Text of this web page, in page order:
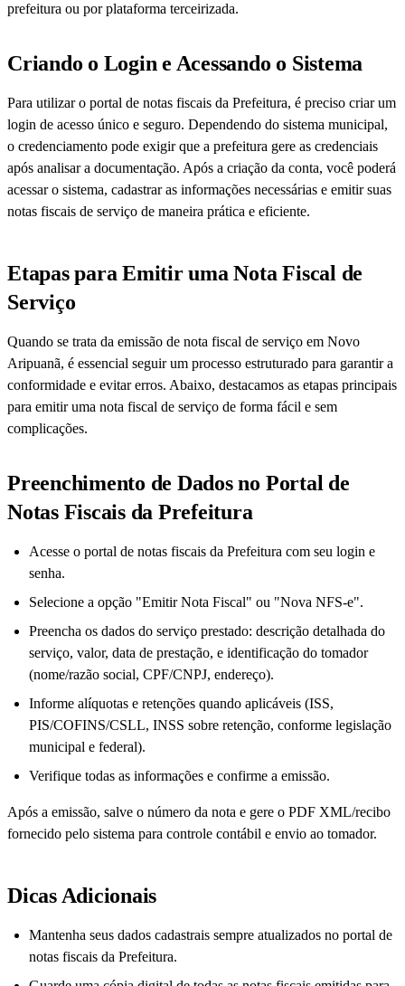
prefeitura ou por plataforma terceirizada.
Criando o Login e Acessando o Sistema
Para utilizar o portal de notas fiscais da Prefeitura, é preciso criar um
login de acesso único e seguro. Dependendo do sistema municipal,
o credenciamento pode exigir que a prefeitura gere as credenciais
após analisar a documentação. Após a criação da conta, você poderá
acessar o sistema, cadastrar as informações necessárias e emitir suas
notas fiscais de serviço de maneira prática e eficiente.
Etapas para Emitir uma Nota Fiscal de
Serviço
Quando se trata da emissão de nota fiscal de serviço em Novo
Aripuanã, é essencial seguir um processo estruturado para garantir a
conformidade e evitar erros. Abaixo, destacamos as etapas principais
para emitir uma nota fiscal de serviço de forma fácil e sem
complicações.
Preenchimento de Dados no Portal de
Notas Fiscais da Prefeitura
Acesse o portal de notas fiscais da Prefeitura com seu login e
senha.
Selecione a opção "Emitir Nota Fiscal" ou "Nova NFS-e".
Preencha os dados do serviço prestado: descrição detalhada do
serviço, valor, data de prestação, e identificação do tomador
(nome/razão social, CPF/CNPJ, endereço).
Informe alíquotas e retenções quando aplicáveis (ISS,
PIS/COFINS/CSLL, INSS sobre retenção, conforme legislação
municipal e federal).
Verifique todas as informações e confirme a emissão.
Após a emissão, salve o número da nota e gere o PDF XML/recibo
fornecido pelo sistema para controle contábil e envio ao tomador.
Dicas Adicionais
Mantenha seus dados cadastrais sempre atualizados no portal de
notas fiscais da Prefeitura.